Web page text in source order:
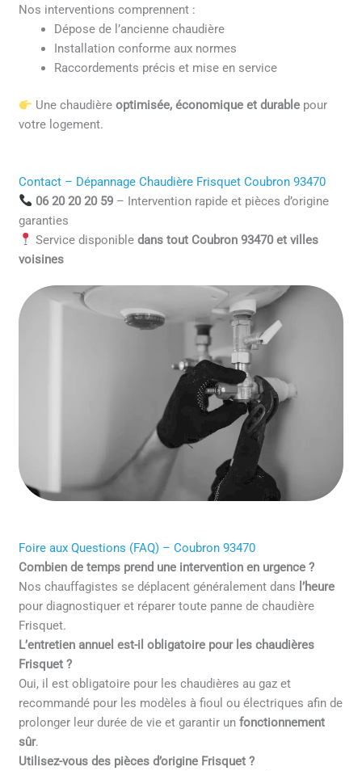
Nos interventions comprennent :
Dépose de l’ancienne chaudière
Installation conforme aux normes
Raccordements précis et mise en service
Une chaudière optimisée, économique et durablepour
votre logement.
Contact – Dépannage Chaudière Frisquet Coubron 93470
06 20 20 20 59– Intervention rapide et pièces d’origine
garanties
Service disponible dans tout Coubron 93470 et villes
voisines
Foire aux Questions (FAQ) – Coubron 93470
Combien de temps prend une intervention en urgence ?
Nos chauffagistes se déplacent généralement dans l’heure
pour diagnostiquer et réparer toute panne de chaudière
Frisquet.
L’entretien annuel est-il obligatoire pour les chaudières
Frisquet ?
Oui, il est obligatoire pour les chaudières au gaz et
recommandé pour les modèles à fioul ou électriques afin de
prolonger leur durée de vie et garantir unfonctionnement
sûr.
Utilisez-vous des pièces d’origine Frisquet ?